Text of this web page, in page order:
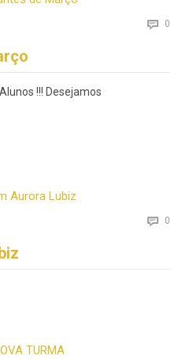
 0
!!! Desejamos
 0